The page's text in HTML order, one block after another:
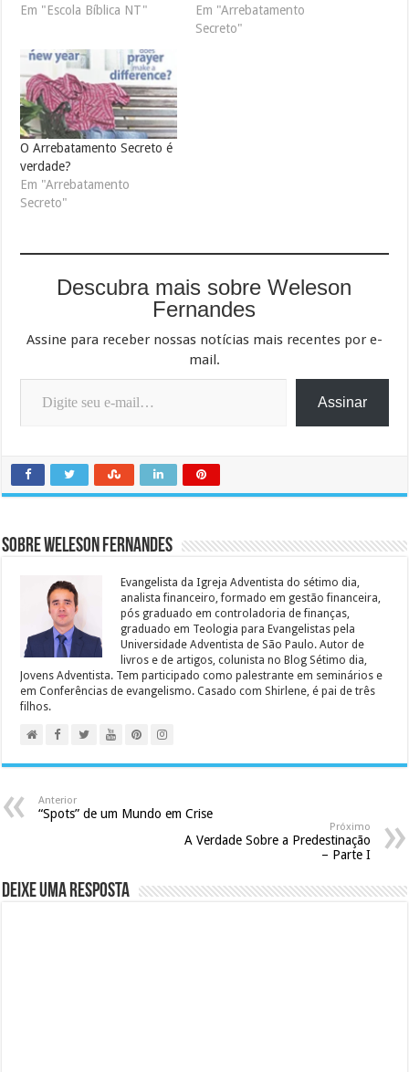
Em "Escola Bíblica NT"
Em "Arrebatamento
Secreto"
O Arrebatamento Secreto é
verdade?
Em "Arrebatamento
Secreto"
Descubra mais sobre Weleson
Fernandes
Assine para receber nossas notícias mais recentes por e-
mail.
Digite seu e-mail…
Assinar
Sobre Weleson Fernandes
Evangelista da Igreja Adventista do sétimo dia,
analista financeiro, formado em gestão financeira,
pós graduado em controladoria de finanças,
graduado em Teologia para Evangelistas pela
Universidade Adventista de São Paulo. Autor de
livros e de artigos, colunista no Blog Sétimo dia,
Jovens Adventista. Tem participado como palestrante em seminários e
em Conferências de evangelismo. Casado com Shirlene, é pai de três
filhos.
Anterior
“Spots” de um Mundo em Crise
Próximo
A Verdade Sobre a Predestinação
– Parte I
Deixe uma resposta